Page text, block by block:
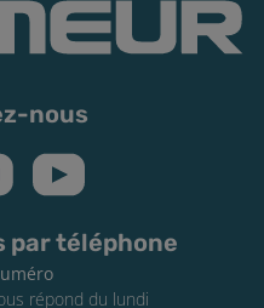
nous
par téléphone
répond du lundi